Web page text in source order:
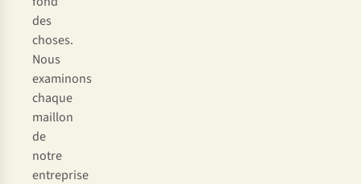
des
choses.
Nous
examinons
chaque
maillon
de
notre
entreprise